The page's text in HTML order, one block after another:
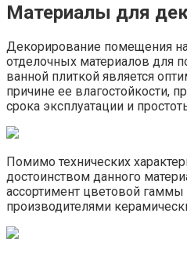
Материалы для
Декорирование помещения
отделочных материалов для
ванной плиткой является
причине ее влагостойкости,
срока эксплуатации и
Помимо технических
достоинством данного
ассортимент цветовой
производителями